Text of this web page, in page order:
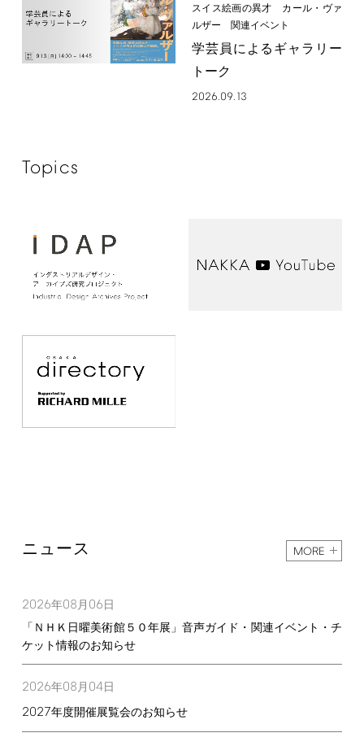
スイス絵画の異才 カール・ヴァ
ルザー 関連イベント
学芸員によるギャラリー
トーク
2026.09.13
Topics
ニュース MORE
2026年08月 06日
「ＮＨＫ日曜美術館５０年展」音声ガイド・関連イベント・チ
ケット情報のお知らせ
2026年08月 04日
2027年度開催展覧会のお知らせ